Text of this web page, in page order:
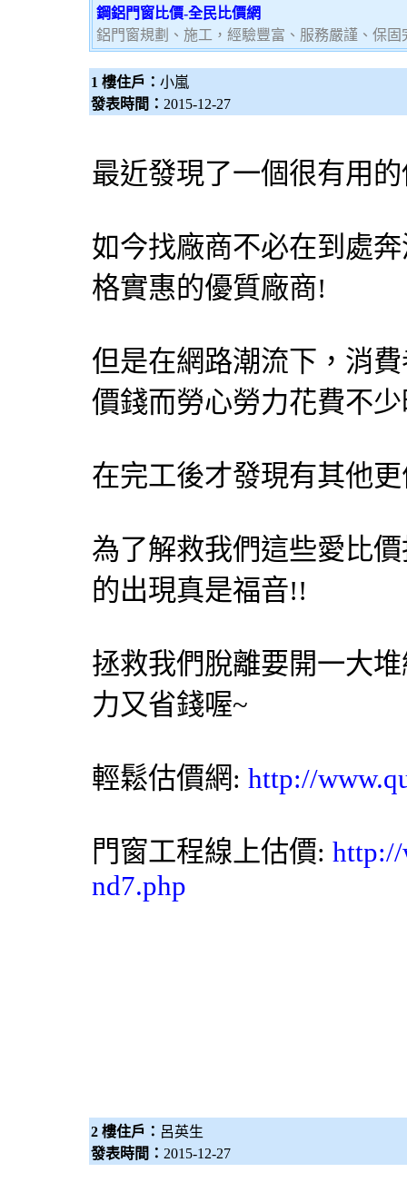
鋼鋁門窗比價-全民比價網
鋁門窗規劃、施工，經驗豐富、服務嚴謹、保
1 樓住戶： 小嵐
發表時間： 2015-12-27
最近發現了一個很有用
如今找廠商不必在到處
格實惠的優質廠商!
但是在網路潮流下，消
價錢而勞心勞力花費不
在完工後才發現有其他
為了解救我們這些愛比
的出現真是福音!!
拯救我們脫離要開一大
力又省錢喔~
輕鬆估價網: http://
門窗工程線上估價: http://
nd7.php
2 樓住戶： 呂英生
發表時間： 2015-12-27